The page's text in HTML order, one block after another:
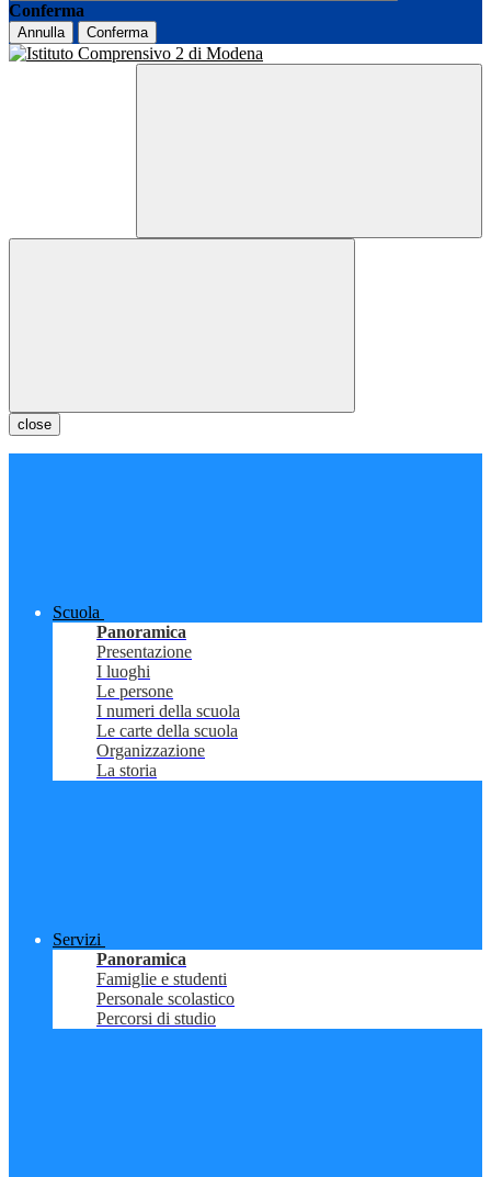
Conferma
Annulla Conferma
close
Scuola
Panoramica
Presentazione
I luoghi
Le persone
I numeri della scuola
Le carte della scuola
Organizzazione
La storia
Servizi
Panoramica
Famiglie e studenti
Personale scolastico
Percorsi di studio